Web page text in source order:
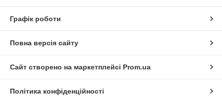
Графік роботи
Повна версія сайту
Сайт створено на маркетплейсі Prom.ua
Політика конфіденційності